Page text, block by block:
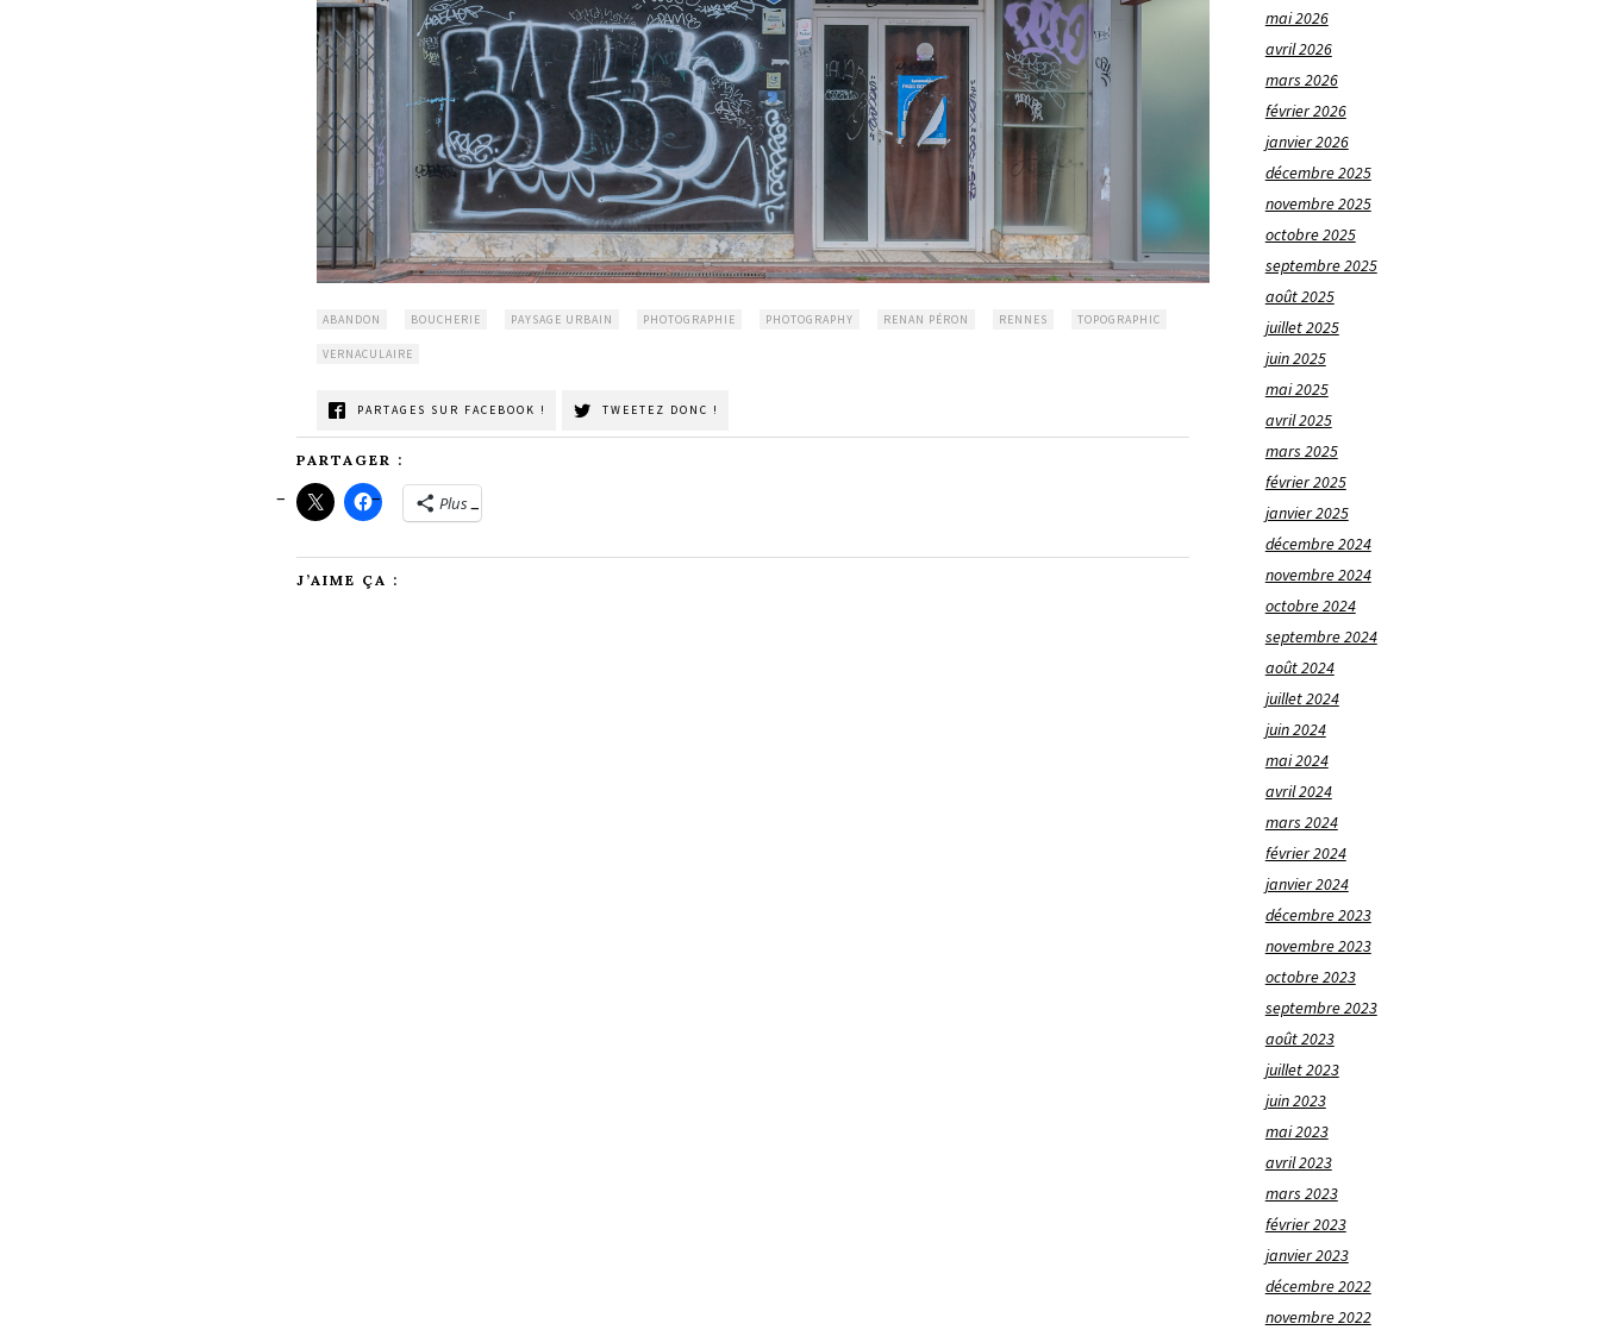
ABANDON BOUCHERIE PAYSAGE URBAIN PHOTOGRAPHIE PHOTOGRAPHY RENAN PÉRON RENNES TOPOGRAPHIC
VERNACULAIRE
PARTAGES SUR FACEBOOK ! TWEETEZ DONC !
PARTAGER :
Plus
J’AIME ÇA :
mai 2026
avril 2026
mars 2026
février 2026
janvier 2026
décembre 2025
novembre 2025
octobre 2025
septembre 2025
août 2025
juillet 2025
juin 2025
mai 2025
avril 2025
mars 2025
février 2025
janvier 2025
décembre 2024
novembre 2024
octobre 2024
septembre 2024
août 2024
juillet 2024
juin 2024
mai 2024
avril 2024
mars 2024
février 2024
janvier 2024
décembre 2023
novembre 2023
octobre 2023
septembre 2023
août 2023
juillet 2023
juin 2023
mai 2023
avril 2023
mars 2023
février 2023
janvier 2023
décembre 2022
novembre 2022